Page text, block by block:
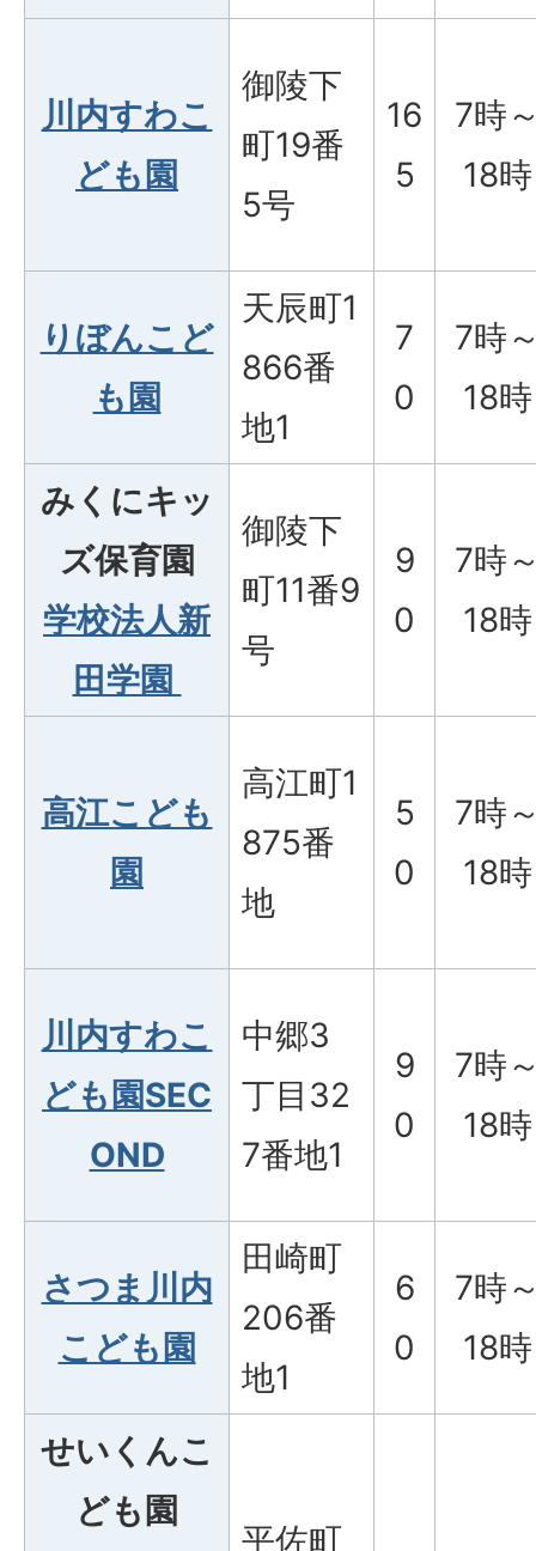
川内すわこ
ども園
御陵下
町19番
5号
16
5
7時
18時
りぼんこど
も園
天辰町1
866番
地1
7
0
7時
18時
みくにキッ
ズ保育園
学校法人新
田学園
御陵下
町11番9
号
9
0
7時
18時
高江こども
園
高江町1
875番
地
5
0
7時
18時
川内すわこ
ども園SEC
OND
中郷3
丁目32
7番地1
9
0
7時
18時
さつま川内
こども園
田崎町
206番
地1
6
0
7時
18時
せいくんこ
ども園
平佐町